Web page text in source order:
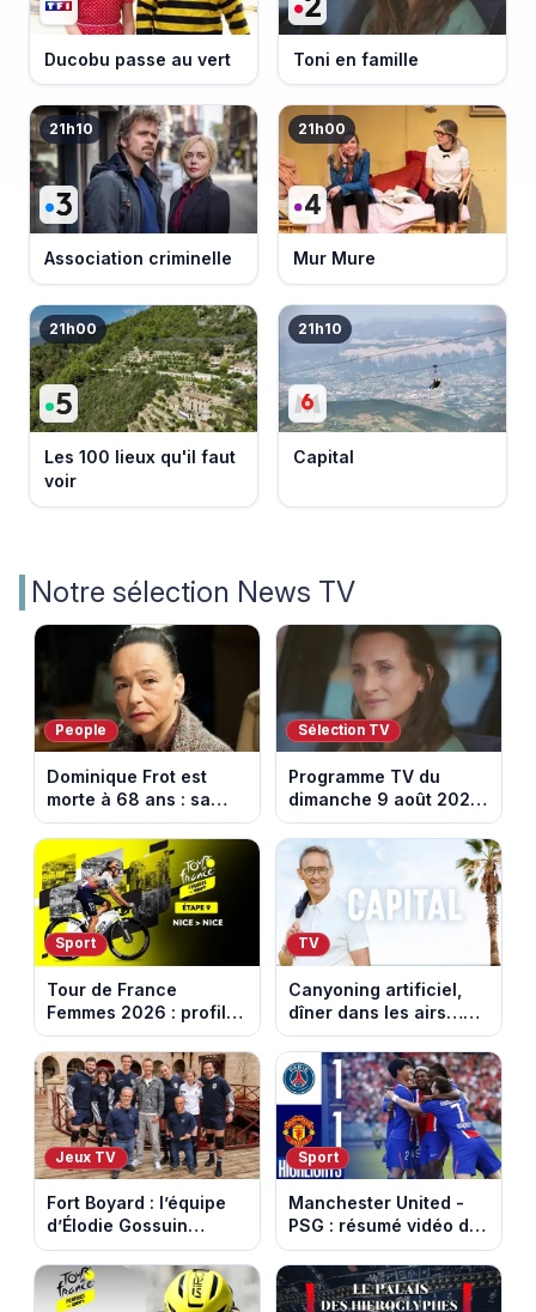
Ducobu passe au vert Toni en famille
21h10
Association criminelle
21h00
Mur Mure
21h00
Les 100 lieux qu'il faut
voir
21h10
Capital
Notre sélection News TV
People
Dominique Frot est
morte à 68 ans : sa
sœur Catherine Frot
annonce la triste
nouvelle
Sélection TV
Programme TV du
dimanche 9 août 2026
: notre sélection pour
votre soirée télé
Sport
Tour de France
Femmes 2026 : profil
et horaires de la
dernière étape à Nice
TV
Canyoning artificiel,
dîner dans les airs…
les loisirs les plus fous
passés au crible dans
Capital
Jeux TV
Fort Boyard : l’équipe
d’Élodie Gossuin
termine avec une belle
somme pour l'Unicef et
le Refuge
Sport
Manchester United -
PSG : résumé vidéo du
match amical du 8 août
2026